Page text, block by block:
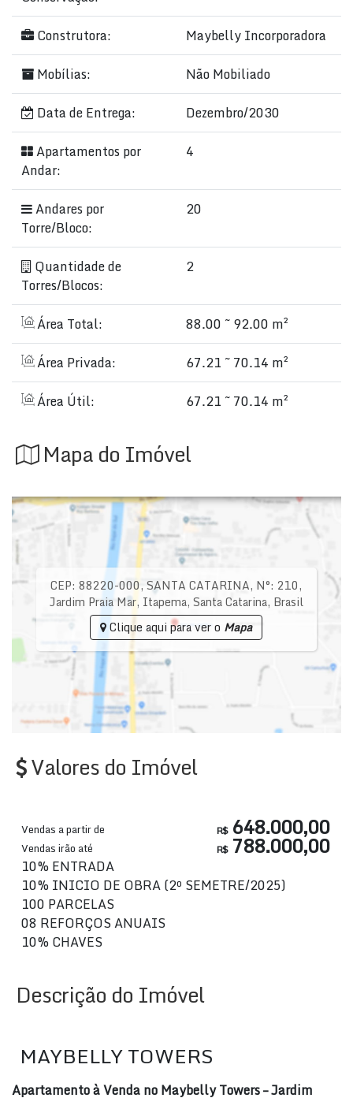
Construtora:
Maybelly Incorporadora
Mobílias:
Não Mobiliado
Data de Entrega:
Dezembro/2030
Apartamentos por
Andar:
4
Andares por
Torre/Bloco:
20
Quantidade de
Torres/Blocos:
2
Área Total:
88.00 ~ 92.00 m²
Área Privada:
67.21 ~ 70.14 m²
Área Útil:
67.21 ~ 70.14 m²
Mapa do Imóvel
CEP: 88220-000,SANTA CATARINA, N°: 210,
Jardim Praia Mar, Itapema,Santa Catarina, Brasil
Clique aqui para ver o Mapa
Valores do Imóvel
R$648.000,00
Vendas a partir de
R$788.000,00
Vendas irão até
10% ENTRADA
10% INICIO DE OBRA (2º SEMETRE/2025)
100 PARCELAS
08 REFORÇOS ANUAIS
10% CHAVES
Descrição do Imóvel
MAYBELLY TOWERS
Apartamento à Venda no Maybelly Towers – Jardim